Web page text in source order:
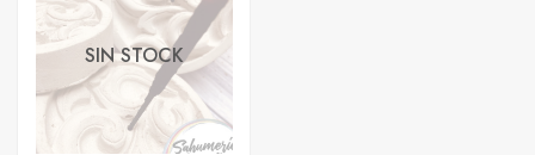
SIN STOCK